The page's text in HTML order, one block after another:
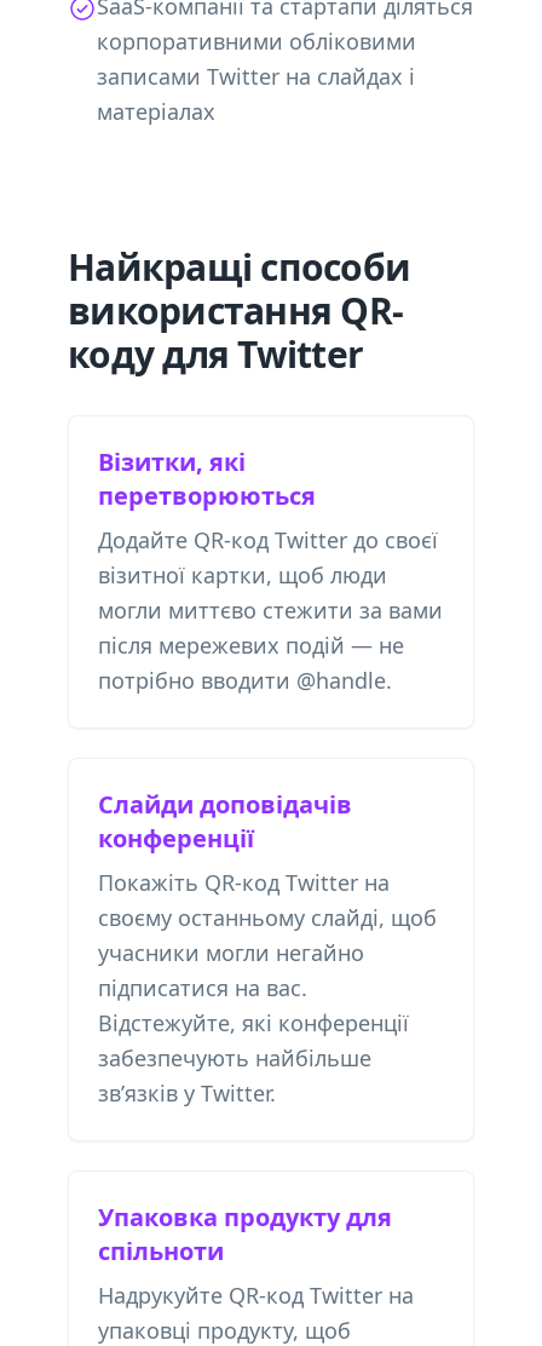
SaaS-компанії та стартапи діляться
корпоративними обліковими
записами Twitter на слайдах і
матеріалах
Найкращі способи
використання QR-
коду для Twitter
Візитки, які
перетворюються
Додайте QR-код Twitter до своєї
візитної картки, щоб люди
могли миттєво стежити за вами
після мережевих подій — не
потрібно вводити @handle.
Слайди доповідачів
конференції
Покажіть QR-код Twitter на
своєму останньому слайді, щоб
учасники могли негайно
підписатися на вас.
Відстежуйте, які конференції
забезпечують найбільше
зв’язків у Twitter.
Упаковка продукту для
спільноти
Надрукуйте QR-код Twitter на
упаковці продукту, щоб